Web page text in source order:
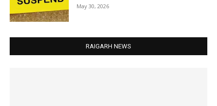
May 30, 2026
RAIGARH NEWS